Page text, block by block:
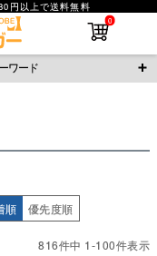
円以上で送料無料
0
ワード
ン ラッシュガード
用ガイド
順 優先度順
816件中 1-100件表示